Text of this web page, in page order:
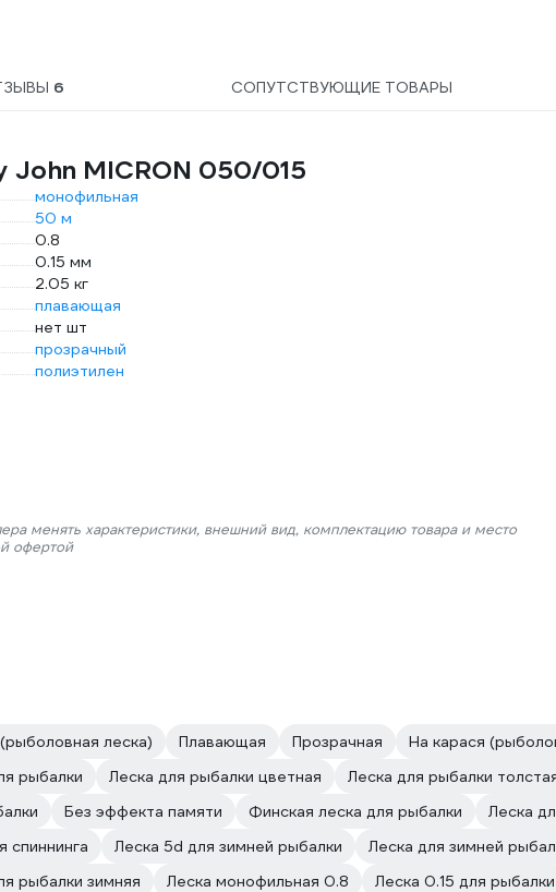
6 СОПУТСТВУЮЩИЕ ТОВАРЫ
John MICRON 050/015
монофильная
50 м
0.8
0.15 мм
2.05 кг
плавающая
нет шт
прозрачный
полиэтилен
менять характеристики, внешний вид, комплектацию товара и место
офертой
леска) Плавающая Прозрачная На карася
рыбалки
Леска для рыбалки цветная Леска для рыбалки
Без эффекта памяти Финская леска для рыбалки
Леска
спиннинга
Леска 5d для зимней рыбалки Леска для зимней
рыбалки зимняя
Леска монофильная 0.8 Леска 0.15 для рыбалки